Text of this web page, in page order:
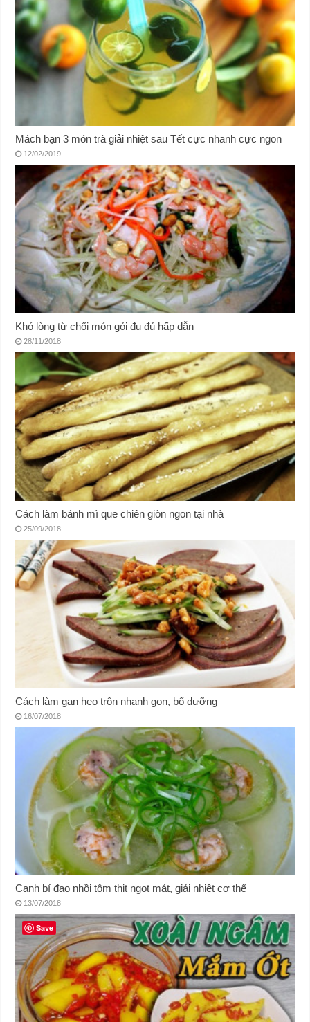
Mách bạn 3 món trà giải nhiệt sau Tết cực nhanh cực ngon
12/02/2019
Khó lòng từ chối món gỏi đu đủ hấp dẫn
28/11/2018
Cách làm bánh mì que chiên giòn ngon tại nhà
25/09/2018
Cách làm gan heo trộn nhanh gọn, bổ dưỡng
16/07/2018
Canh bí đao nhồi tôm thịt ngọt mát, giải nhiệt cơ thể
13/07/2018
Save